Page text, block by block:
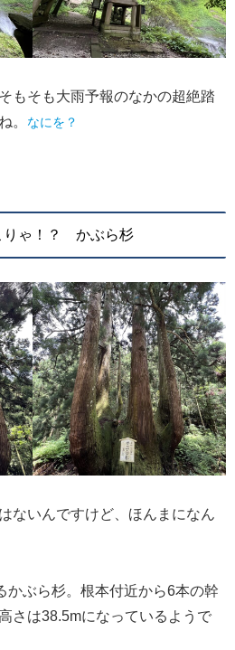
もそも大雨予報のなかの超絶踏
。 なにを？
りゃ！？ かぶら杉
ないんですけど、ほんまになん
かぶら杉。根本付近から6本の幹
さは38.5mになっているようで